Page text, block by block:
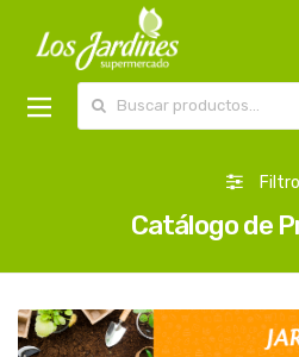
Catálogo de